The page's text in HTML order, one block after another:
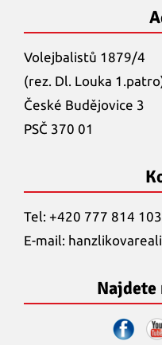
Volejbalistů 1879/4
(rez. Dl. Louka
České Budějovice 3
PSČ 370 01
Tel: +420 777 814 103
E-mail:
Najdete